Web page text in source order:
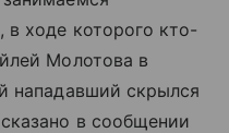
в ходе которого кто-
Молотова в
нападавший скрылся
в сообщении